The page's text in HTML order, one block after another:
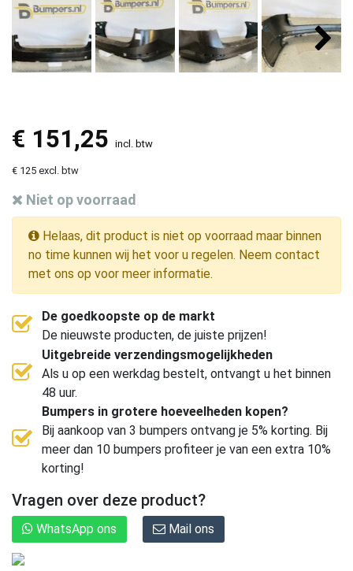
€ 151,25 incl. btw
€ 125 excl. btw
Niet op voorraad
Helaas, dit product is niet op voorraad maar binnen
no time kunnen wij het voor u regelen. Neem contact
met ons op voor meer informatie.
De goedkoopste op de markt
De nieuwste producten, de juiste prijzen!
Uitgebreide verzendingsmogelijkheden
Als u op een werkdag bestelt, ontvangt u het binnen
48 uur.
Bumpers in grotere hoeveelheden kopen?
Bij aankoop van 3 bumpers ontvang je 5% korting. Bij
meer dan 10 bumpers profiteer je van een extra 10%
korting!
Vragen over deze product?
WhatsApp ons Mail ons